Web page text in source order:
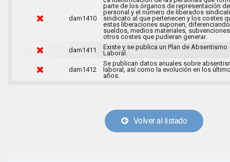
dam1410
parte de los órganos de representación
personal y el número de liberados
sindicato al que pertenecen y los costes
estas liberaciones suponen, diferenciando
sueldos, medios materiales,
otros costes que pudieran generar.
dam1411
Existe y se publica un Plan de Absentismo
Laboral.
dam1412
Se publican datos anuales sobre
laboral, así como la evolución en los
años.
Volver al listado